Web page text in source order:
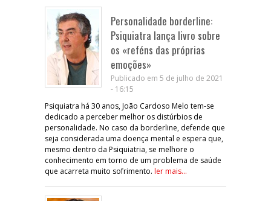
Personalidade borderline:
Psiquiatra lança livro sobre
os «reféns das próprias
emoções»
Publicado em 5 de julho de 2021
- 16:15
Psiquiatra há 30 anos, João Cardoso Melo tem-se
dedicado a perceber melhor os distúrbios de
personalidade. No caso da borderline, defende que
seja considerada uma doença mental e espera que,
mesmo dentro da Psiquiatria, se melhore o
conhecimento em torno de um problema de saúde
que acarreta muito sofrimento. ler mais...